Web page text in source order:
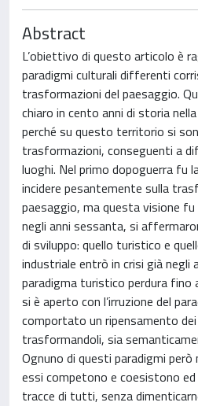
Abstract
L’obiettivo di questo articolo è
paradigmi culturali differenti
trasformazioni del paesaggio.
chiaro in cento anni di storia
perché su questo territorio si
trasformazioni, conseguenti a
luoghi. Nel primo dopoguerra fu
incidere pesantemente sulla
paesaggio, ma questa visione fu
negli anni sessanta, si
di sviluppo: quello turistico e
industriale entrò in crisi già
paradigma turistico perdura fino
si è aperto con l’irruzione del
comportato un ripensamento
trasformandoli, sia
Ognuno di questi paradigmi
essi competono e coesistono ed
tracce di tutti, senza